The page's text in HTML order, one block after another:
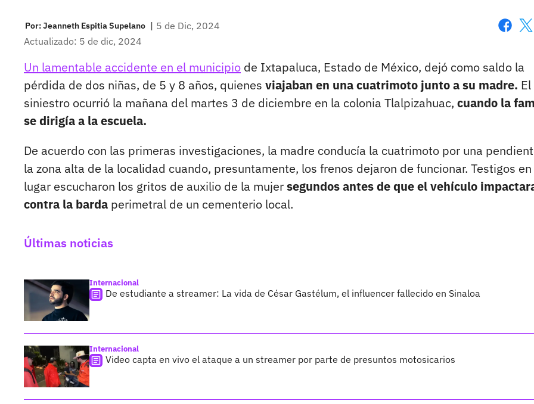
Por:Jeanneth Espitia Supelano | 5 de Dic, 2024
Actualizado: 5 de dic, 2024
Un lamentable accidente en el municipio de Ixtapaluca, Estado de México, dejó como saldo la
pérdida de dos niñas, de 5 y 8 años, quienes viajaban en una cuatrimoto junto a su madre. El
siniestro ocurrió la mañana del martes 3 de diciembre en la colonia Tlalpizahuac, cuando la
se dirigía a la escuela.
De acuerdo con las primeras investigaciones, la madre conducía la cuatrimoto por una
la zona alta de la localidad cuando, presuntamente, los frenos dejaron de funcionar. Testigos
lugar escucharon los gritos de auxilio de la mujersegundos antes de que el vehículo
contra la barda perimetral de un cementerio local.
Últimas noticias
Internacional
De estudiante a streamer: La vida de César Gastélum, el influencer fallecido en Sinaloa
Internacional
Video capta en vivo el ataque a un streamer por parte de presuntos motosicarios